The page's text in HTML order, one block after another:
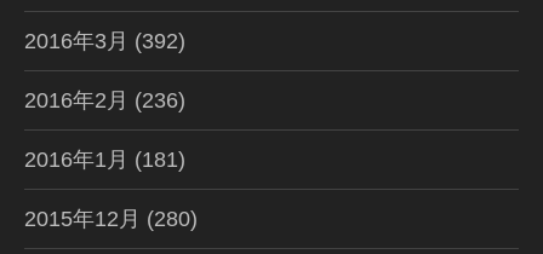
2016年3月 (392)
2016年2月 (236)
2016年1月 (181)
2015年12月 (280)